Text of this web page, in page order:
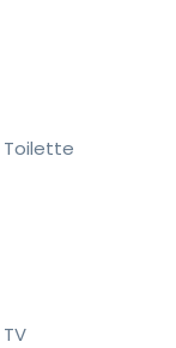
Toilette
TV